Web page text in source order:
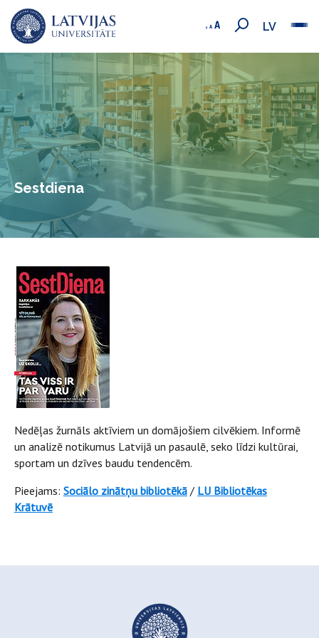
LV
Sestdiena
Nedēļas žurnāls aktīviem un domājošiem cilvēkiem. Informē
un analizē notikumus Latvijā un pasaulē, seko līdzi kultūrai,
sportam un dzīves baudu tendencēm.
Pieejams: Sociālo zinātņu bibliotēkā / LU Bibliotēkas
Krātuvē